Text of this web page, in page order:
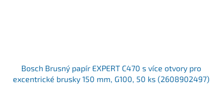
Bosch Brusný papír EXPERT C470 s více otvory pro
excentrické brusky 150 mm, G100, 50 ks (2608902497)